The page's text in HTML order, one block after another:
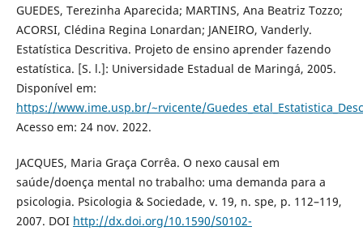
GUEDES, Terezinha Aparecida; MARTINS, Ana Beatriz Tozzo;
ACORSI, Clédina Regina Lonardan; JANEIRO, Vanderly.
Estatística Descritiva. Projeto de ensino aprender fazendo
estatística. [S. l.]: Universidade Estadual de Maringá, 2005.
Disponível em:
https://www.ime.usp.br/~rvicente/
Acesso em: 24 nov. 2022.
JACQUES, Maria Graça Corrêa. O nexo causal em
saúde/doença mental no trabalho: uma demanda para a
psicologia. Psicologia & Sociedade, v. 19, n. spe, p. 112–119,
2007. DOI http://dx.doi.org/10.1590/S0102-